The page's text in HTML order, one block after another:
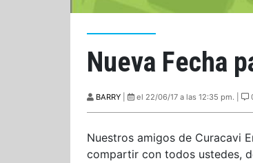
Nueva Fecha
BARRY el 22/06/17 a las 12:35 pm. |
Nuestros amigos de Curacavi
compartir con todos ustedes,